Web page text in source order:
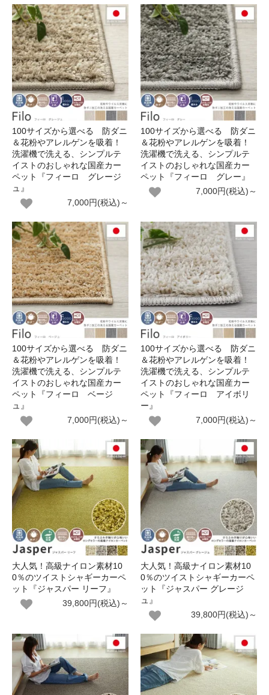
100サイズから選べる 防ダニ
＆花粉やアレルゲンを吸着！
洗濯機で洗える、シンプルテ
イストのおしゃれな国産カー
ペット『フィーロ グレージ
ュ』
7,000円(税込)～
100サイズから選べる 防ダニ
＆花粉やアレルゲンを吸着！
洗濯機で洗える、シンプルテ
イストのおしゃれな国産カー
ペット『フィーロ グレー』
7,000円(税込)～
100サイズから選べる 防ダニ
＆花粉やアレルゲンを吸着！
洗濯機で洗える、シンプルテ
イストのおしゃれな国産カー
ペット『フィーロ ベージ
ュ』
7,000円(税込)～
100サイズから選べる 防ダニ
＆花粉やアレルゲンを吸着！
洗濯機で洗える、シンプルテ
イストのおしゃれな国産カー
ペット『フィーロ アイボリ
ー』
7,000円(税込)～
大人気！高級ナイロン素材10
0％のツイストシャギーカーペ
ット『ジャスパー リーフ』
39,800円(税込)～
大人気！高級ナイロン素材10
0％のツイストシャギーカーペ
ット『ジャスパー グレージ
ュ』
39,800円(税込)～